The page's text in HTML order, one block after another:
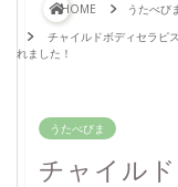
HOME
うたべび
チャイルドボディセラピ
れました！
うたべびま
チャイル